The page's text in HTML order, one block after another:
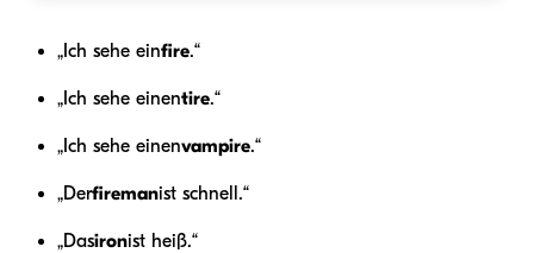
„Ich sehe einfire.“
„Ich sehe einentire.“
„Ich sehe einenvampire.“
„Derfiremanist schnell.“
„Dasironist heiß.“